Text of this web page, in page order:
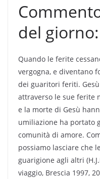
del giorno:
Quando le ferite
vergogna, e diventano
dei guaritori feriti.
attraverso le sue ferite
e la morte di Gesù
umiliazione ha portato
comunità di amore.
possiamo lasciare che
guarigione agli altri
viaggio, Brescia 1997,